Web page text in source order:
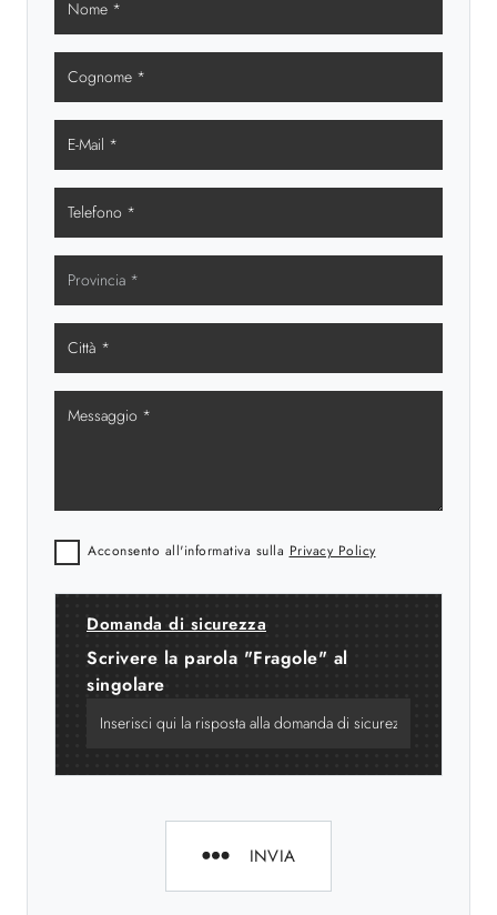
Acconsento all'informativa sulla Privacy Policy
Domanda di sicurezza
Scrivere la parola "Fragole" al
singolare
INVIA